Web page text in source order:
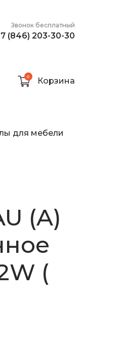
Звонок бесплатный
(846) 203-30-30
0 Корзина
для мебели
(A)
(